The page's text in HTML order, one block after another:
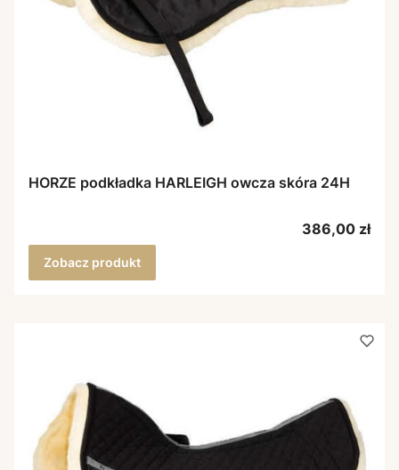
HORZE podkładka HARLEIGH owcza skóra 24H
Cena
386,00 zł
Zobacz produkt